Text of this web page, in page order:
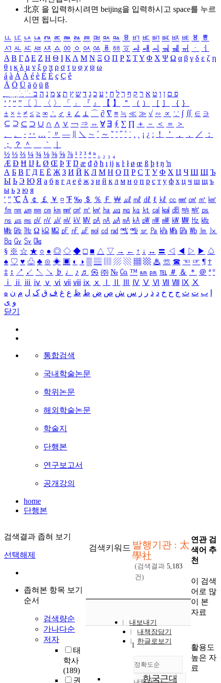
北京 을 입력하시려면 beijing을 입력하시고 space를 누르
시면 됩니다.
ㅥ ㅦ ㅧ ㅨ ㅩ ㅪ ㅫ ㅬ ㅭ ㅮ ㅯ ㅰ ㅱ ㅲ ㅳ ㅴ ㅵ ㅶ ㅷ ㅸ
ㅹ
ㅺ ㅻ ㅼ ㅽ ㅾ ㅿ ㆀ ㆁ ㆂ ㆃ ㆄ ㆅ ㆆ ㆇ ㆈ ㆉ ㆊ ㆋ ㆌ ㆍ
ㆎ
Α Β ΓΔ Ε Ζ Η Θ Ι ΚΛ Μ Ν Ξ Ο Π Ρ Σ ΤΥ Φ Χ Ψ Ω α β γ δ ε ζ η
θ ι κ λ μ ν ξ ο π ρ σ τ υ φ χ ψ ω
á à Á À é è É È ç Ç ê
Ä Ö Ü ä ö ü ß
ִֶֹ ֻּ ׁׂ פ ם ן ו ט א ר ק ף ך ל ח י ע כ ג ד ש ץ ת צ מ נ ה ב
‘ ’ “ ” 〔 〕 〈 〉 「 」 『 』 【 】 ＂ （ ） ［ ］ ｛ ｝
± × ÷ ≠ ≤ ≥ ∞ ∴ ♂ ♀ ∠ ⊥ ⌒ ∂ ∇ ≡ ≒ ≪ ≫ √ ∽ ∝ ∵ ∫ ∬ ∈ ∋
⊆ ⊇ ⊂ ⊃ ∪ ∩ ∧ ∨ ￢ ⇒ ⇔ ∀ ∃ ∮ ∑ ∏ ＋ － ＜ ＝
＞
、
。 · ‥ … ¨ 〃 ― ＼ ∼ ´ ～ ˇ ˘ ˝ ˚ ˙ ¸ ¡ ¿ ː ！ ＇ ， ． ／
：
；
？ ＾ ｀
½ ⅓ ⅔ ¼ ¾ ⅛ ⅜ ⅝ ⅞ ¹ ² ³ ⁴ ⁿ ₁ ₂ ₃ ₄
Æ Ð Ħ Ĳ Ł Ø Œ Þ Ŧ Ŋ æ đ ð ħ ı ĳ ĸ ŀ ł ø œ ß þ ŧ ŋ ŉ
А Б В Г Д Е Ё Ж З И Й К Л М Н О П Р С Т У Ф Х Ц Ч Ш Щ Ъ
Ы Ь Э Ю Я а б в г д е ё ж з и й к л м н о п р с т у ф х ц ч ш щ ъ
ы ь э ю я
′ ″ ℃ Å ￠ ￡ ￥ ¤ ℉ ‰ ＄ ％ Ｆ ￦ ㎕ ㎖ ㎗ ℓ ㎘ ㏄ ㎣ ㎤ ㎥ ㎦
㎙ ㎚ ㎛ ㎜ ㎝ ㎞ ㎟ ㎠ ㎡ ㎢ ㏊ ㎍ ㎎ ㎏ ㏏ ㎈ ㎉ ㏈ ㎧ ㎨ ㎰
㎱ ㎲ ㎳ ㎴ ㎵ ㎶ ㎷ ㎸ ㎹ ㎀ ㎁ ㎂ ㎃ ㎄ ㎺ ㎻ ㎽ ㎾ ㎿ ㎐ ㎑
㎒ ㎓ ㎔ Ω ㏀ ㏁ ㎊ ㎋ ㎌ ㏖ ㏅ ㎭ ㎮ ㎯ ㏛ ㎩ ㎪ ㎫ ㎬ ㏝ ㏐
㏓
㏃ ㏉ ㏜ ㏆
§ ※ ☆ ★ ○ ● ◎ ◇ ◆ □ ■ △ ▽ → ← ↑ ↓ ↔ 〓 ◁ ◀ ▷ ▶ ♤
♠ ♡ ♥ ♧ ♣ ⊙ ◈ ▣ ◐ ◑ ▒ ▤ ▨ ▧ ▦ ▩ ♨ ☏ ☎ ☜ ☞ ¶ †
‡ ↕ ↗ ↙ ↖ ↘ ♭ ♩ ♪ ♬ ㉿ ㈜ № ㏇ ™ ㏂ ㏘ ℡ ＃ ＆ ＊ ＠ ª º
ⅰ
ⅱ ⅲ ⅳ ⅴ ⅵ ⅶ ⅷ ⅸ ⅹ Ⅳ Ⅴ Ⅵ Ⅶ Ⅷ Ⅸ Ⅹ
ب ت ث ج ح خ د ذ ر ز س ش ص ض ط ظ ع غ ف ق ک ل م ن ه
و ی
닫기
통합검색
국내학술논문
학위논문
해외학술논문
학술지
단행본
연구보고서
공개강의
home
단행본
검색결과 좁혀 보기
선택해제
좁혀본 항목 보기
순서
검색량순
가나다순
저자
태
학사
(189)
권
검색키워드 발행기관 : 太
學社
(검색결과 5,183
건)
내보내기
내책장담기
한글로보기
정확도순
1
한국근대
연관 검
색어 추
천
이 검색
어로 많
이 본
자료
활용도
높은 자
료